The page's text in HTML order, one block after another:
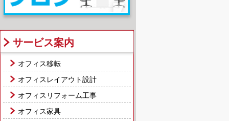
サービス案内
オフィス移転
オフィスレイアウト設計
オフィスリフォーム工事
オフィス家具